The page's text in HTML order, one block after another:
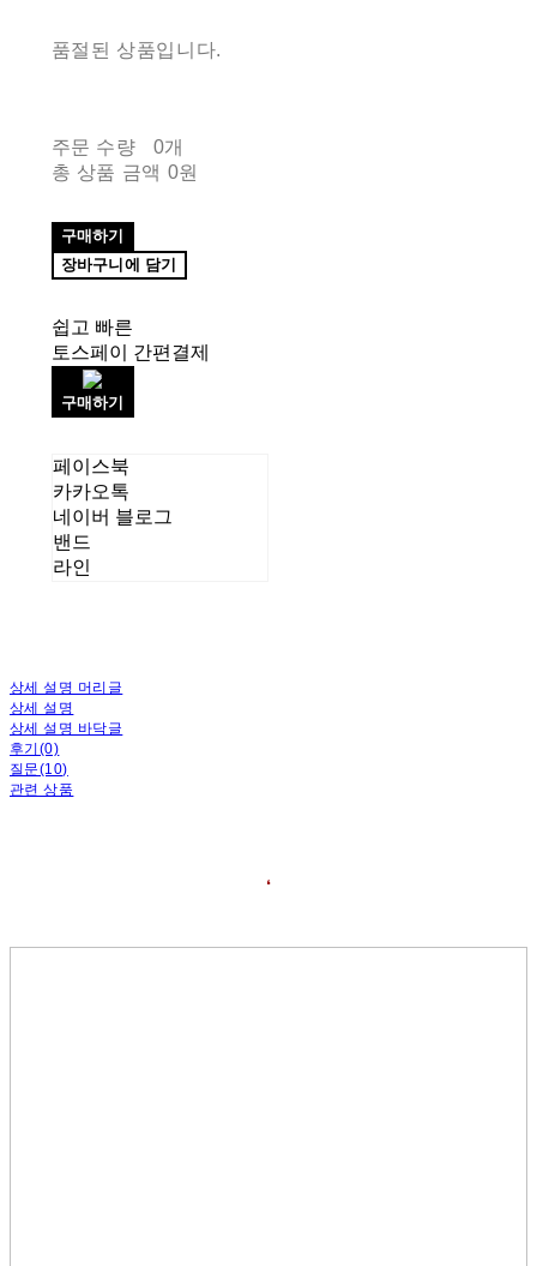
품절된 상품입니다.
주문 수량
0개
총 상품 금액 0원
구매하기
장바구니에 담기
쉽고 빠른
토스페이 간편결제
구매하기
페이스북
카카오톡
네이버 블로그
밴드
라인
상세 설명 머리글
상세 설명
상세 설명 바닥글
후기(0)
질문(10)
관련 상품
❛